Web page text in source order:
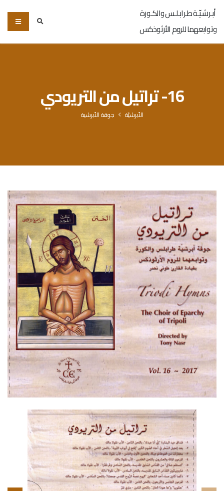
أبـرشـيّـة طـرابـلـس والكـورة
وتوابعهما للروم الأرثوذكس
16- تراتيل من التريودي
الأبرشيّة جوقة الأبرشية